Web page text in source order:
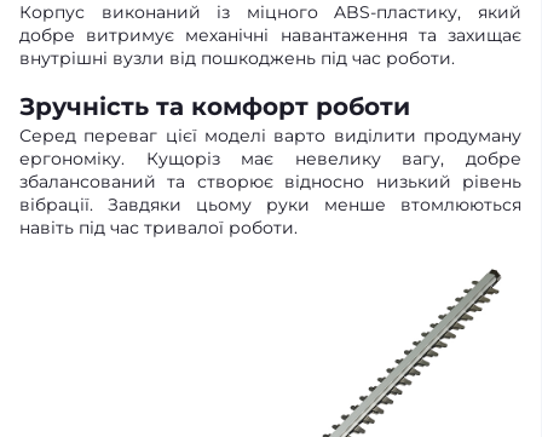
Корпус виконаний із міцного ABS-пластику, який
добре витримує механічні навантаження та захищає
внутрішні вузли від пошкоджень під час роботи.
Зручність та комфорт роботи
Серед переваг цієї моделі варто виділити продуману
ергономіку. Кущоріз має невелику вагу, добре
збалансований та створює відносно низький рівень
вібрації. Завдяки цьому руки менше втомлюються
навіть під час тривалої роботи.